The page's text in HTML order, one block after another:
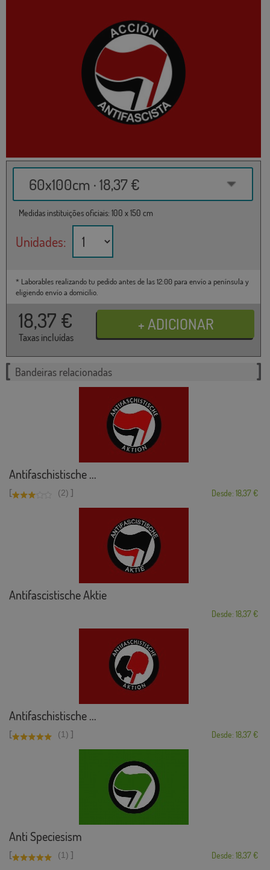
60x100cm · 18,37 €
Medidas instituições oficiais: 100 x 150 cm
Unidades:
* Laborables realizando tu pedido antes de las 12:00 para envío a península y
eligiendo envío a domicilio.
18,37 €
Taxas incluídas
Bandeiras relacionadas
Antifaschistische ...
[ (2) ] Desde: 18,37 €
Antifascistische Aktie
Desde: 18,37 €
Antifaschistische ...
[ (1) ] Desde: 18,37 €
Anti Speciesism
[ (1) ] Desde: 18,37 €